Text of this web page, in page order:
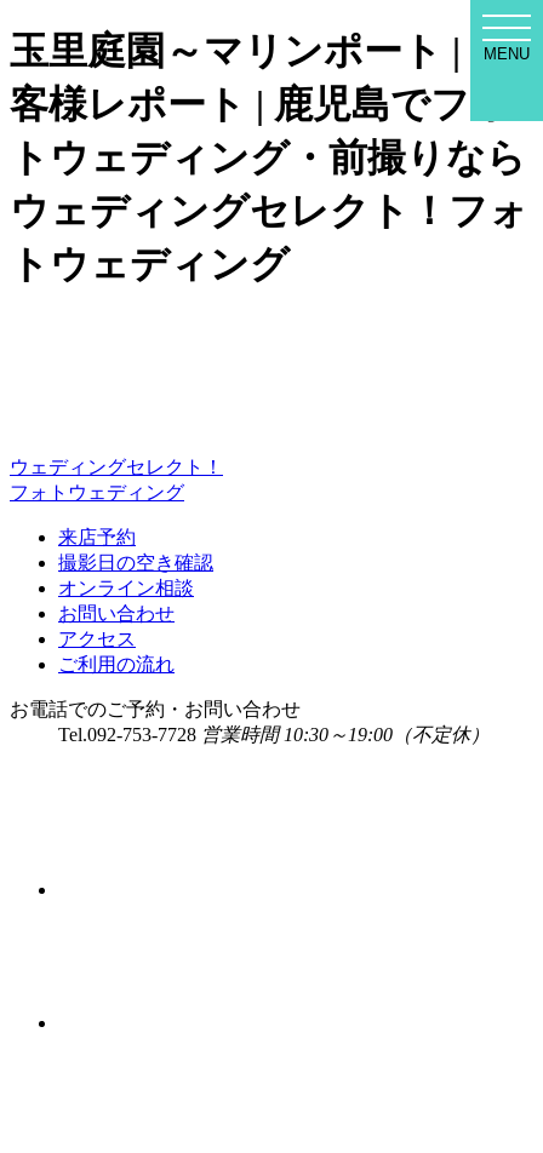
玉里庭園～マリンポート | お
客様レポート | 鹿児島でフォ
トウェディング・前撮りなら
ウェディングセレクト！フォ
トウェディング
ウェディングセレクト！
フォトウェディング
来店予約
撮影日の空き確認
オンライン相談
お問い合わせ
アクセス
ご利用の流れ
お電話でのご予約・お問い合わせ
Tel.092-753-7728 営業時間 10:30～19:00（不定休）
MENU